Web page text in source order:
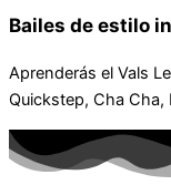
Bailes de estilo
Aprenderás el Vals
Quickstep, Cha Cha,